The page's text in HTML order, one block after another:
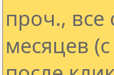
проч.,
месяцев